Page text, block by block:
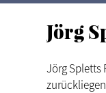
Jörg
Jörg Spletts